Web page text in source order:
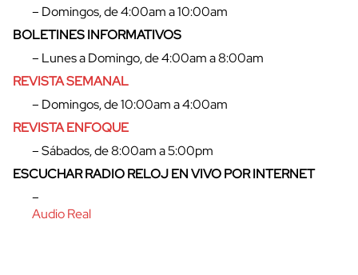
– Domingos, de 4:00am a 10:00am
BOLETINES INFORMATIVOS
– Lunes a Domingo, de 4:00am a 8:00am
REVISTA SEMANAL
– Domingos, de 10:00am a 4:00am
REVISTA ENFOQUE
– Sábados, de 8:00am a 5:00pm
ESCUCHAR RADIO RELOJ EN VIVO POR INTERNET
–
Audio Real